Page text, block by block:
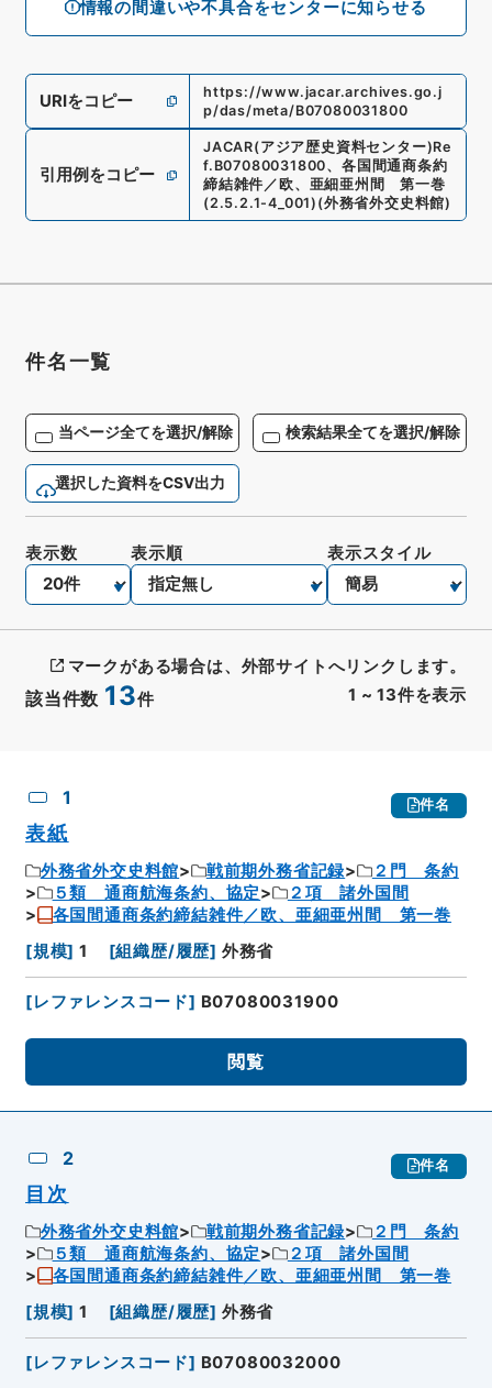
情報の間違いや不具合をセンターに知らせる
URIをコピー
https://www.jacar.archives.go.j
p/das/meta/B07080031800
引用例をコピー
JACAR(アジア歴史資料センター)Re
f. B07080031800、 各国間通商条約
締結雑件／欧、亜細亜州間 第一巻
(2.5.2.1-4_001) (外務省外交史料館)
件名一覧
当ページ全てを選択/解除 検索結果全てを選択/解除
選択した資料をCSV出力
該当件数 13件 1 ~ 13件を表示
表示数 表示順 表示スタイル
マークがある場合は、外部サイトへリンクします。
1 件名
表紙
外務省外交史料館 戦前期外務省記録
２門 条約
５類 通商航海条約、協定
２項 諸外国間
各国間通商条約締結雑件／欧、亜細亜州間 第一巻
[規模] 1 [組織歴/履歴] 外務省
[レファレンスコード] B07080031900
閲覧
2 件名
目次
外務省外交史料館 戦前期外務省記録
２門 条約
５類 通商航海条約、協定
２項 諸外国間
各国間通商条約締結雑件／欧、亜細亜州間 第一巻
[規模] 1 [組織歴/履歴] 外務省
[レファレンスコード] B07080032000